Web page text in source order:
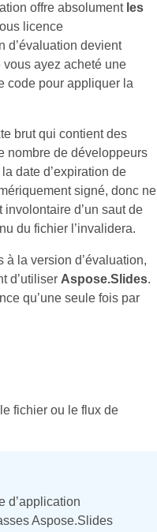
offre absolument les
licence
d’évaluation devient
ayez acheté une
code pour appliquer la
brut qui contient des
nombre de développeurs
date d’expiration de
signé, donc ne
involontaire d’un saut de
du fichier l’invalidera.
la version d’évaluation,
d’utiliser Aspose.Slides.
qu’une seule fois par
fichier ou le flux de
d’application
Aspose.Slides